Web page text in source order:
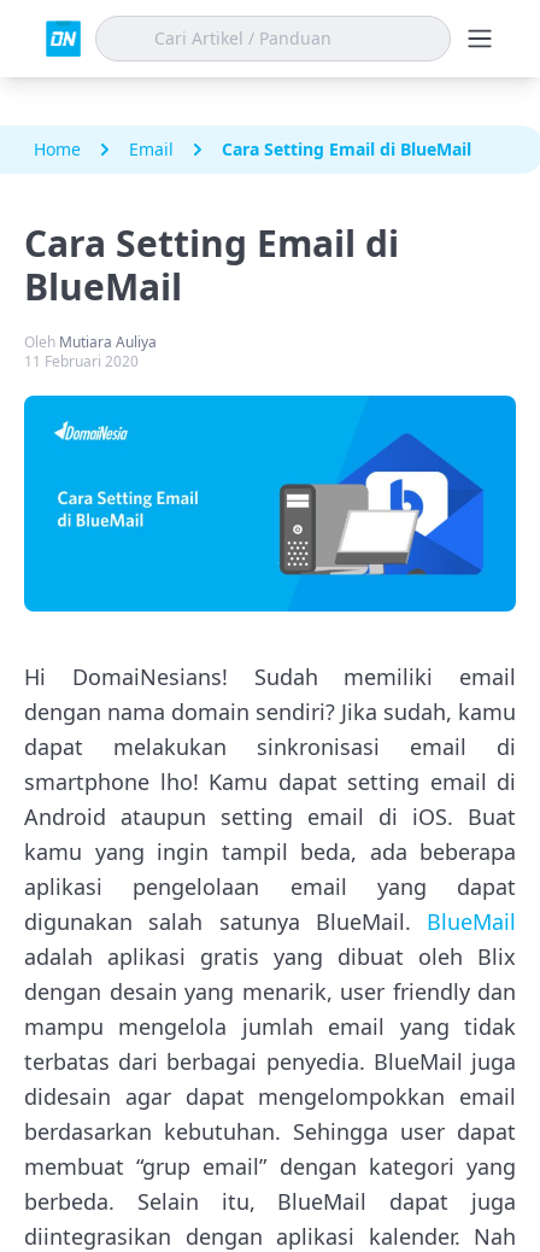
Home Email Cara Setting Email di BlueMail
Cara Setting Email di
BlueMail
Oleh Mutiara Auliya
11 Februari 2020
Hi DomaiNesians! Sudah memiliki email
dengan nama domain sendiri? Jika sudah, kamu
dapat melakukan sinkronisasi email di
smartphone lho! Kamu dapat setting email di
Android ataupun setting email di iOS. Buat
kamu yang ingin tampil beda, ada beberapa
aplikasi pengelolaan email yang dapat
digunakan salah satunya BlueMail. BlueMail
adalah aplikasi gratis yang dibuat oleh Blix
dengan desain yang menarik, user friendly dan
mampu mengelola jumlah email yang tidak
terbatas dari berbagai penyedia. BlueMail juga
didesain agar dapat mengelompokkan email
berdasarkan kebutuhan. Sehingga user dapat
membuat “grup email” dengan kategori yang
berbeda. Selain itu, BlueMail dapat juga
diintegrasikan dengan aplikasi kalender. Nah